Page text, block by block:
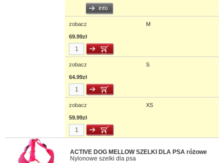
zobacz M
69.99zł
zobacz S
64.99zł
zobacz XS
59.99zł
ACTIVE DOG MELLOW SZELKI DLA PSA różowe
Nylonowe szelki dla psa